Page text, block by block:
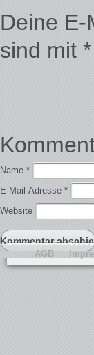
Deine
sind mit *
Name *
E-Mail-Adresse *
Website
AGB